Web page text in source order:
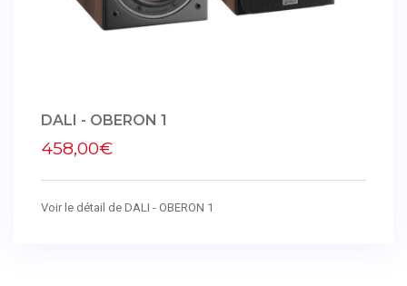
DALI - OBERON 1
458,00€
Voir le détail de DALI - OBERON 1